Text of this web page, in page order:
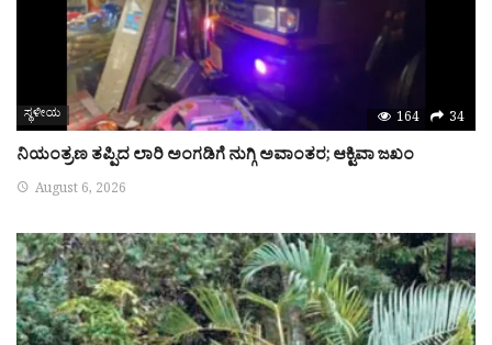
ಸ್ಥಳೀಯ 164 34
ನಿಯಂತ್ರಣ ತಪ್ಪಿದ ಲಾರಿ ಅಂಗಡಿಗೆ ನುಗ್ಗಿ ಅವಾಂತರ; ಆಕ್ಟಿವಾ ಜಖಂ
August 6, 2026